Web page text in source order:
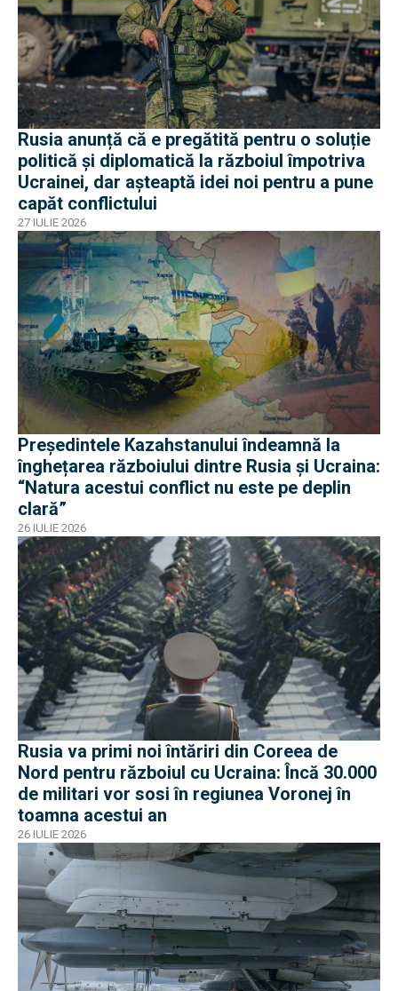
Rusia anunță că e pregătită pentru o soluție
politică și diplomatică la războiul împotriva
Ucrainei, dar așteaptă idei noi pentru a pune
capăt conflictului
27 IULIE 2026
Președintele Kazahstanului îndeamnă la
înghețarea războiului dintre Rusia și Ucraina:
“Natura acestui conflict nu este pe deplin
clară”
26 IULIE 2026
Rusia va primi noi întăriri din Coreea de
Nord pentru războiul cu Ucraina: Încă 30.000
de militari vor sosi în regiunea Voronej în
toamna acestui an
26 IULIE 2026